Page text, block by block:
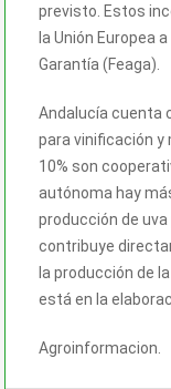
previsto. Estos
la Unión Europea
Garantía (Feaga).
Andalucía cuenta
para vinificación y
10% son
autónoma hay
producción de
contribuye
la producción de
está en la
Agroinformacion.